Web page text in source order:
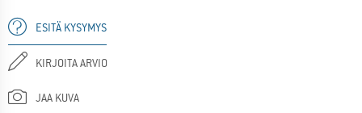
ESITÄ KYSYMYS
KIRJOITA ARVIO
JAA KUVA